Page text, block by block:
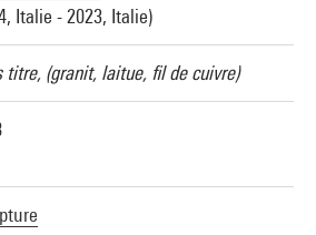
Italie - 2023, Italie)
titre, (granit, laitue, fil de cuivre)